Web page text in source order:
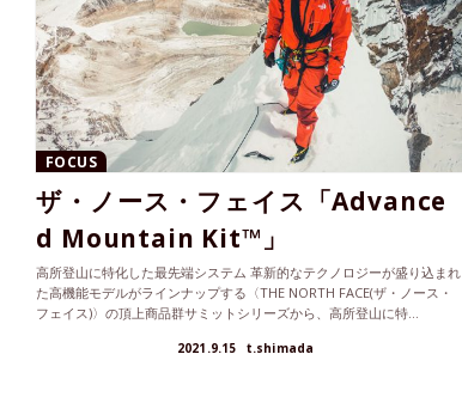
FOCUS
ザ・ノース・フェイス「Advance
d Mountain Kit™」
高所登山に特化した最先端システム 革新的なテクノロジーが盛り込まれ
た高機能モデルがラインナップする〈THE NORTH FACE(ザ・ノース・
フェイス)〉の頂上商品群サミットシリーズから、高所登山に特...
2021.9.15 t.shimada